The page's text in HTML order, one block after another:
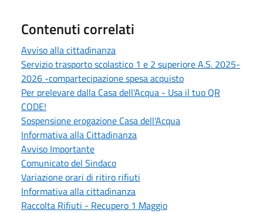
Contenuti correlati
Avviso alla cittadinanza
Servizio trasporto scolastico 1 e 2 superiore A.S. 2025-
2026 -compartecipazione spesa acquisto
Per prelevare dalla Casa dell'Acqua - Usa il tuo QR
CODE!
Sospensione erogazione Casa dell'Acqua
Informativa alla Cittadinanza
Avviso Importante
Comunicato del Sindaco
Variazione orari di ritiro rifiuti
Informativa alla cittadinanza
Raccolta Rifiuti - Recupero 1 Maggio